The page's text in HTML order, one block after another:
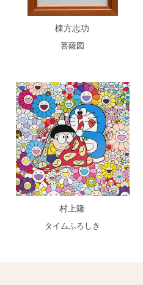
棟方志功
菩薩図
村上隆
タイムふろしき